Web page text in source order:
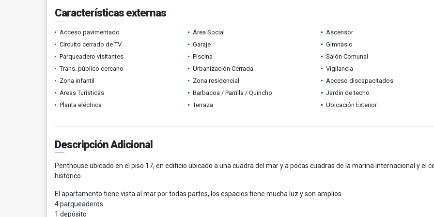
Características externas
Acceso pavimentado Área Social
Ascensor
Circuito cerrado de TV
Garaje
Gimnasio
Parqueadero visitantes
Piscina
Salón Comunal
Trans. público cercano
Urbanización Cerrada
Vigilancia
Zona infantil
Zona residencial
Acceso discapacitados
Áreas Turísticas
Barbacoa / Parrilla / Quincho
Jardín de techo
Planta eléctrica
Terraza Ubicación Exterior
Descripción Adicional
Penthouse ubicado en el piso 17, en edificio ubicado a una cuadra del mar y a pocas cuadras de la marina internacional y el
histórico.
El apartamento tiene vista al mar por todas partes, los espacios tiene mucha luz y son amplios.
4 parqueaderos
1 depósito